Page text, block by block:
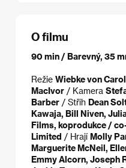
O filmu
90 min / Barevný, 35
Režie Wiebke von
MacIvor / Kamera
Barber / Střih Dean
Kawaja, Bill Niven,
Films, koprodukce /
Limited / Hrají Molly
Marguerite McNeil,
Emmy Alcorn, Joseph